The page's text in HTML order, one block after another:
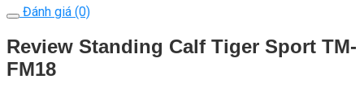
Đánh giá (0)
Review Standing Calf Tiger Sport TM-
FM18